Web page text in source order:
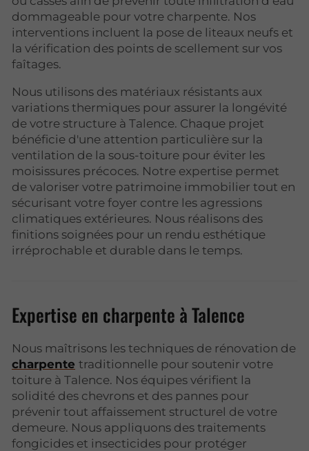
dommageable pour votre charpente. Nos
interventions incluent la pose de liteaux neufs et
la vérification des points de scellement sur vos
faîtages.
Nous utilisons des matériaux résistants aux
variations thermiques pour assurer la longévité
de votre structure à Talence. Chaque projet
bénéficie d'une attention particulière sur la
ventilation de la sous-toiture pour éviter les
moisissures précoces. Notre expertise permet
de valoriser votre patrimoine immobilier tout en
sécurisant votre foyer contre les agressions
climatiques extérieures. Nous réalisons des
finitions soignées pour un rendu esthétique
irréprochable et durable dans le temps.
Expertise en charpente à Talence
Nous maîtrisons les techniques de rénovation de
charpente traditionnelle pour soutenir votre
toiture à Talence. Nos équipes vérifient la
solidité des chevrons et des pannes pour
prévenir tout affaissement structurel de votre
demeure. Nous appliquons des traitements
fongicides et insecticides pour protéger